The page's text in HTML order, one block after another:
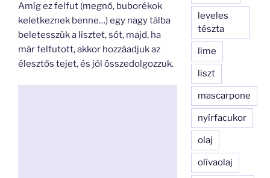
Amíg ez felfut (megnő, buborékok
keletkeznek benne…) egy nagy tálba
beletesszük a lisztet, sót, majd, ha
már felfutott, akkor hozzáadjuk az
élesztős tejet, és jól összedolgozzuk.
leveles
tészta
lime
liszt
mascarpone
nyírfacukor
olaj
olívaolaj